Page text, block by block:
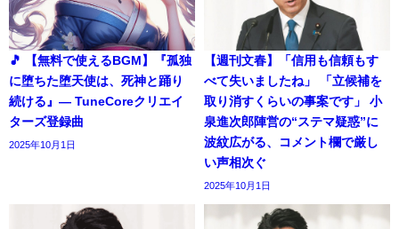
🎵 【無料で使えるBGM】『孤独
に堕ちた堕天使は、死神と踊り
続ける』― TuneCoreクリエイ
ターズ登録曲
2025年10月1日
【週刊文春】「信用も信頼もす
べて失いましたね」 「立候補を
取り消すくらいの事案です」 小
泉進次郎陣営の“ステマ疑惑”に
波紋広がる、コメント欄で厳し
い声相次ぐ
2025年10月1日